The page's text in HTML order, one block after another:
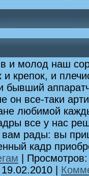
и молод наш
и крепок, и
бывший
он все-таки
любимой
все у нас
вам рады: вы
кадр
|
19.02.2010